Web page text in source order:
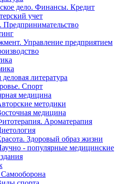
дело. Финансы. Кредит
учет
Предпринимательство
Управление предприятием
литература
Спорт
медицина
методики
медицина
Ароматерапия
Здоровый образ жизни
- популярные медицинские